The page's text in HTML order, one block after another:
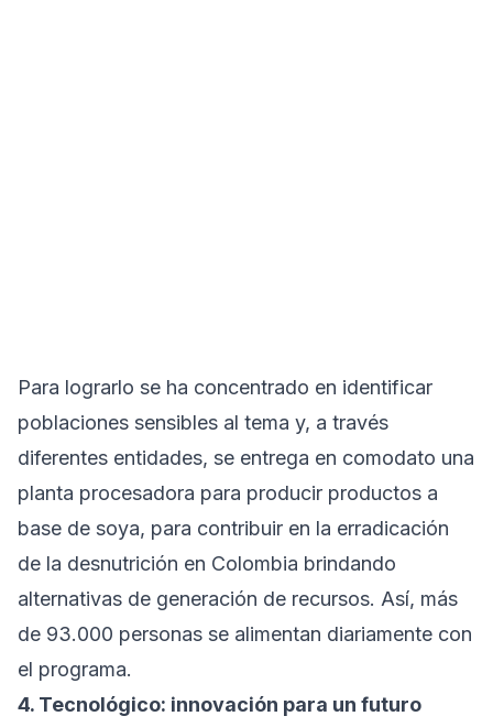
Para lograrlo se ha concentrado en identificar
poblaciones sensibles al tema y, a través
diferentes entidades, se entrega en comodato una
planta procesadora para producir productos a
base de soya, para contribuir en la erradicación
de la desnutrición en Colombia brindando
alternativas de generación de recursos. Así, más
de 93.000 personas se alimentan diariamente con
el programa.
4. Tecnológico: innovación para un futuro